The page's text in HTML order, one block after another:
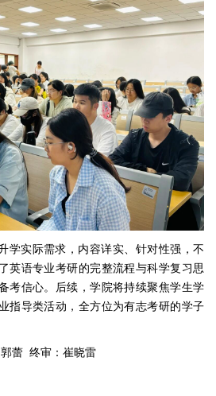
学实际需求，内容详实、针对性强，不
英语专业考研的完整流程与科学复习思
考信心。后续，学院将持续聚焦学生学
指导类活动，全方位为有志考研的学子
蕾 终审：崔晓雷